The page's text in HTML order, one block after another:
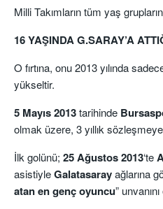
Milli Takımların tüm yaş
16 YAŞINDA G.SARAY’A
O fırtına, onu 2013 yılında
yükseltir.
5 Mayıs 2013tarihinde
olmak üzere, 3 yıllık
İlk golünü; 25 Ağustos 2013‘te
asistiyleGalatasarayağlarına
atan en genç oyuncu”